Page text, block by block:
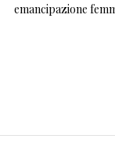
emancipazione